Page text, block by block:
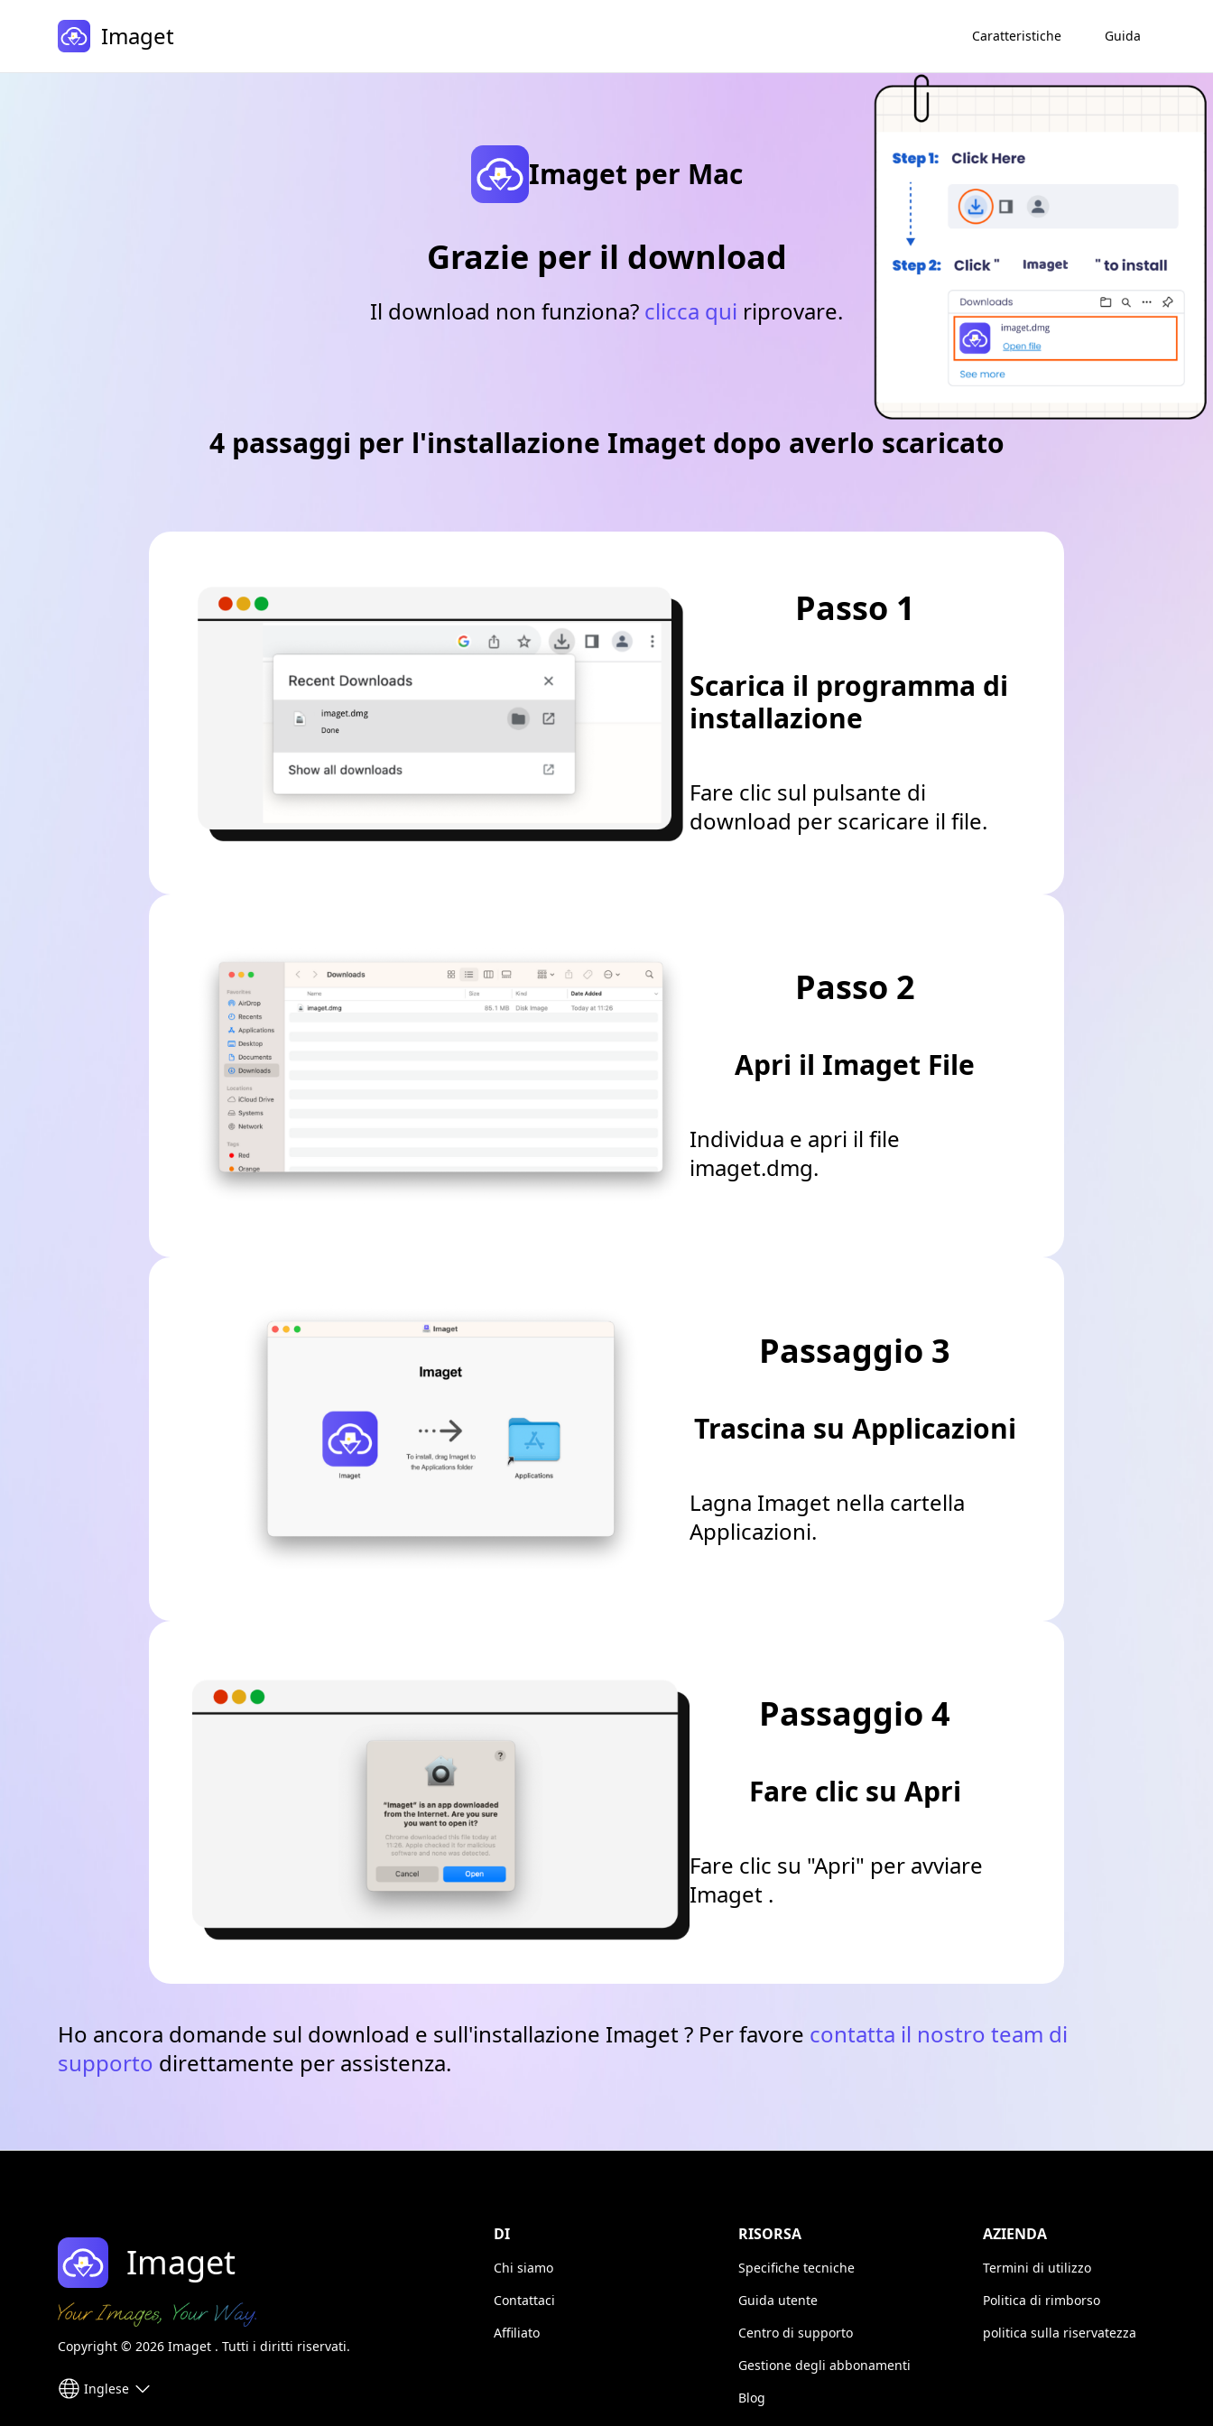
Imaget Caratteristiche Guida
Imaget per Mac
Grazie per il download
Il download non funziona? clicca qui riprovare.
4 passaggi per l'installazione Imaget dopo averlo scaricato
Passo 1
Scarica il programma di
installazione
Fare clic sul pulsante di
download per scaricare il file.
Passo 2
Apri il Imaget File
Individua e apri il file
imaget.dmg.
Passaggio 3
Trascina su Applicazioni
Lagna Imaget nella cartella
Applicazioni.
Passaggio 4
Fare clic su Apri
Fare clic su "Apri" per avviare
Imaget .
Ho ancora domande sul download e sull'installazione Imaget ? Per favore contatta il nostro team di
supporto direttamente per assistenza.
Imaget
Copyright © 2026 Imaget . Tutti i diritti riservati.
Inglese
DI
Chi siamo
Contattaci
Affiliato
RISORSA
Specifiche tecniche
Guida utente
Centro di supporto
Gestione degli abbonamenti
Blog
AZIENDA
Termini di utilizzo
Politica di rimborso
politica sulla riservatezza